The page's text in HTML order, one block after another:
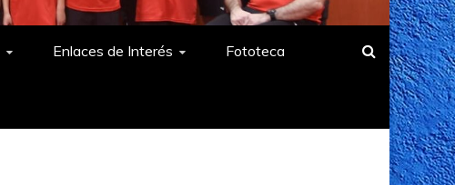
Enlaces de Interés Fototeca